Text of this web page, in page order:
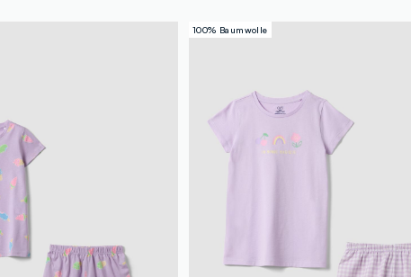
100% Baumwolle